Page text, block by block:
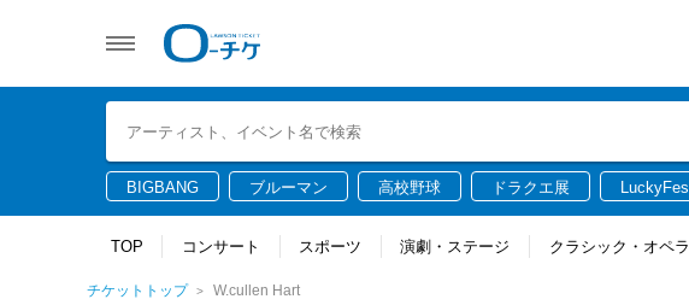
BIGBANG ブルーマン 高校野球 ドラクエ展 LuckyFes
TOP コンサート スポーツ 演劇・ステージ クラシック・オペラ
チケットトップ W.cullen Hart